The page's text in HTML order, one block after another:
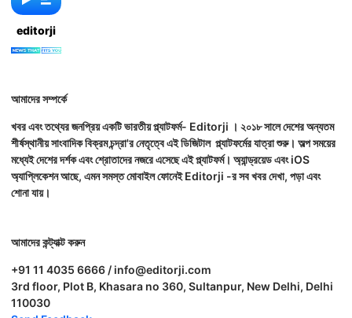
editorji
আমাদের সম্পর্কে
খবর এবং তথ্যের জনপ্রিয় একটি ভারতীয় প্ল্যাটফর্ম- Editorji । ২০১৮ সালে দেশের অন্যতম
শীর্ষস্থানীয় সাংবাদিক বিক্রম চন্দ্রা'র নেতৃত্বে এই ডিজিটাল প্ল্যাটফর্মের যাত্রা শুরু। অল্প সময়ের
মধ্যেই দেশের দর্শক এবং শ্রোতাদের নজরে এসেছে এই প্ল্যাটফর্ম। অ্যান্ড্রয়েড এবং iOS
অ্যাপ্লিকেশন আছে, এমন সমস্ত মোবাইল ফোনেই Editorji -র সব খবর দেখা, পড়া এবং
শোনা যায়।
আমাদের কন্ট্যাক্ট করুন
+91 11 4035 6666 / info@editorji.com
3rd floor, Plot B, Khasara no 360, Sultanpur, New Delhi, Delhi
110030